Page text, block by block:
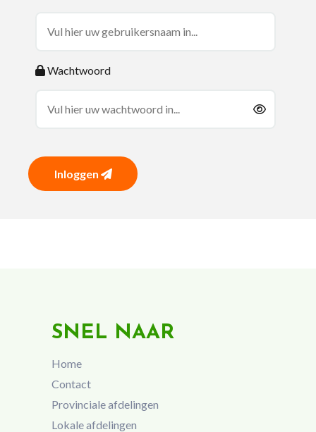
Wachtwoord
Inloggen
SNEL NAAR
Home
Contact
Provinciale afdelingen
Lokale afdelingen